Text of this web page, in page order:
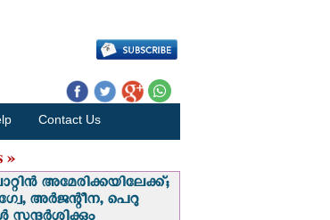
Contact Us
»
അമേരിക്കയിലേക്ക്;
അർജന്റീന, പെറു